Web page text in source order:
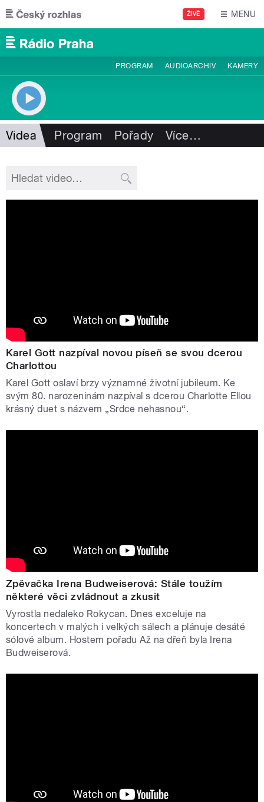
Přejít k hlavnímu obsahu
ŽIVĚ MENU
PROGRAM AUDIOARCHIV KAMERY
Videa Program Pořady Více…
Karel Gott nazpíval novou píseň se svou dcerou
Charlottou
Karel Gott oslaví brzy významné životní jubileum. Ke
svým 80. narozeninám nazpíval s dcerou Charlotte Ellou
krásný duet s názvem „Srdce nehasnou“.
Zpěvačka Irena Budweiserová: Stále toužím
některé věci zvládnout a zkusit
Vyrostla nedaleko Rokycan. Dnes exceluje na
koncertech v malých i velkých sálech a plánuje desáté
sólové album. Hostem pořadu Až na dřeň byla Irena
Budweiserová.